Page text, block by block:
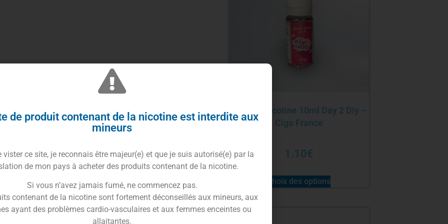
propose une recette fruitée pleine de pep’s mêlant
juteux s’exprime avec une douceur tropicale et une
vive et légèrement acidulée, apportant
une vape fruitée équilibrée, parfaite pour les
entre douceur sucrée et vivacité acidulée. L’ananas
Booster nicotine 10ml Day 2 Diy –
Ciga France
1.10€
Choix des options
de produit contenant de la nicotine est interdite aux
mineurs
vister ce site, je reconnais être majeur(e) et que je suis autorisé(e) par la
de mon pays à acheter des produits contenant de la nicotine.
Si vous n’avez jamais fumé, ne commencez pas.
contenant de la nicotine sont fortement déconseillés aux mineurs, aux
ayant des problèmes cardio-vasculaires et aux femmes enceintes ou
allaitantes.